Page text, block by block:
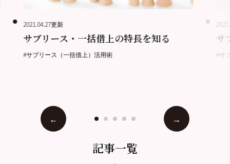
2021.04.27更新
サブリース・一括借上の特長を知る
#サブリース（一括借上）活用術
サ
#サ
記事一覧